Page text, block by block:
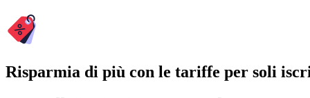
Risparmia di più con le tariffe per soli